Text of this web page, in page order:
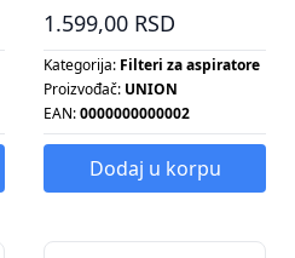
1.599,00 RSD
Kategorija: Filteri za aspiratore
Proizvođač: UNION
EAN:0000000000002
Dodaj u korpu